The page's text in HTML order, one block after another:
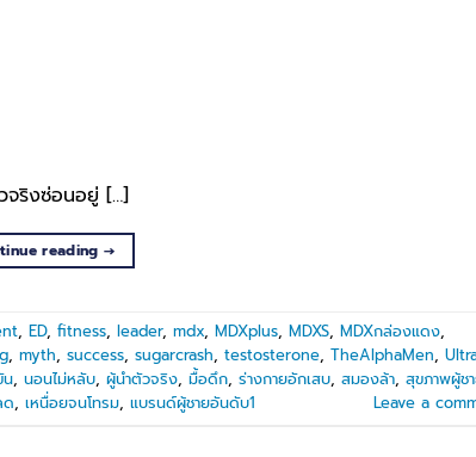
จริงซ่อนอยู่ […]
reading→
, ED, fitness, leader, mdx, MDXplus, MDXS, MDXกล่องแดง,
, myth, success, sugarcrash, testosterone, TheAlphaMen,
น, นอนไม่หลับ, ผู้นำตัวจริง, มื้อดึก, ร่างกายอักเสบ, สมองล้า, สุขภาพผู้ช
ด, เหนื่อยจนโทรม, แบรนด์ผู้ชายอันดับ1 Leave a